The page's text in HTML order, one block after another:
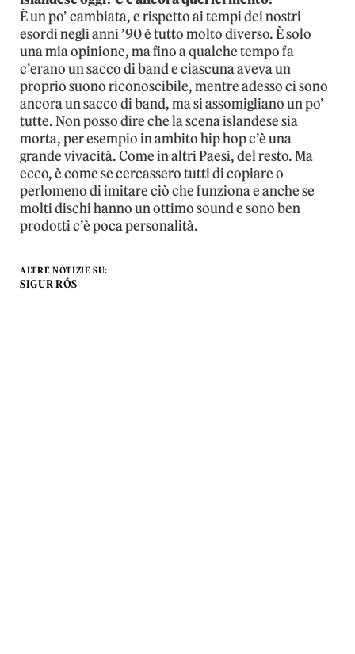
È un po’ cambiata, e rispetto ai tempi dei nostri
esordi negli anni ’90 è tutto molto diverso. È solo
una mia opinione, ma fino a qualche tempo fa
c’erano un sacco di band e ciascuna aveva un
proprio suono riconoscibile, mentre adesso ci sono
ancora un sacco di band, ma si assomigliano un po’
tutte. Non posso dire che la scena islandese sia
morta, per esempio in ambito hip hop c’è una
grande vivacità. Come in altri Paesi, del resto. Ma
ecco, è come se cercassero tutti di copiare o
perlomeno di imitare ciò che funziona e anche se
molti dischi hanno un ottimo sound e sono ben
prodotti c’è poca personalità.
ALTRE NOTIZIE SU:
SIGUR RÓS